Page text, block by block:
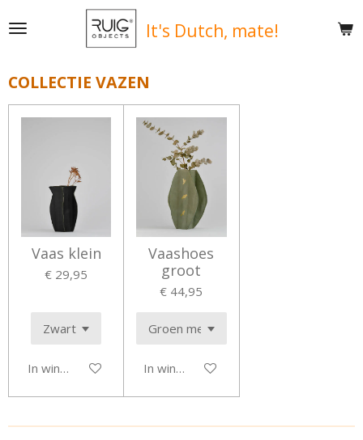
direct
hoofdinhoud
It's Dutch, mate!
COLLECTIE VAZEN
Vaas klein
€ 29,95
In winkelwagen
Vaashoes
groot
€ 44,95
In winkelwagen